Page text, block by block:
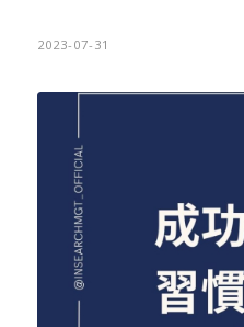
己在職場生活中，成為關鍵
您在頂端相見。
深遠的影響，也為我們帶來
2023-07-31